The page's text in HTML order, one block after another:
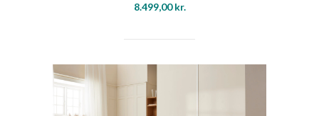
8.499,00kr.